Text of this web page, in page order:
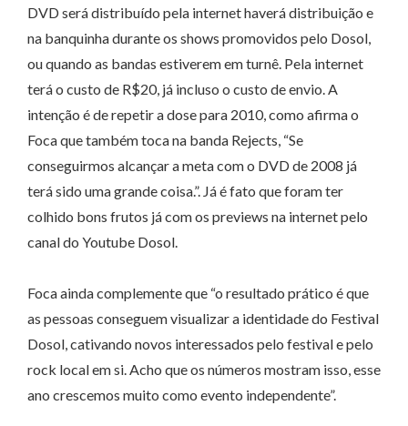
DVD será distribuído pela internet haverá distribuição e
na banquinha durante os shows promovidos pelo Dosol,
ou quando as bandas estiverem em turnê. Pela internet
terá o custo de R$20, já incluso o custo de envio. A
intenção é de repetir a dose para 2010, como afirma o
Foca que também toca na banda Rejects, “Se
conseguirmos alcançar a meta com o DVD de 2008 já
terá sido uma grande coisa.”. Já é fato que foram ter
colhido bons frutos já com os previews na internet pelo
canal do Youtube Dosol.
Foca ainda complemente que “o resultado prático é que
as pessoas conseguem visualizar a identidade do Festival
Dosol, cativando novos interessados pelo festival e pelo
rock local em si. Acho que os números mostram isso, esse
ano crescemos muito como evento independente”.